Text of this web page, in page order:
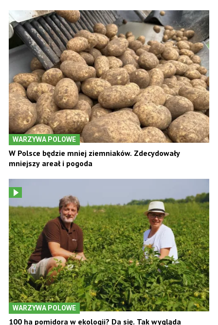
WARZYWA POLOWE
W Polsce będzie mniej ziemniaków. Zdecydowały
mniejszy areał i pogoda
WARZYWA POLOWE
100 ha pomidora w ekologii? Da się. Tak wygląda